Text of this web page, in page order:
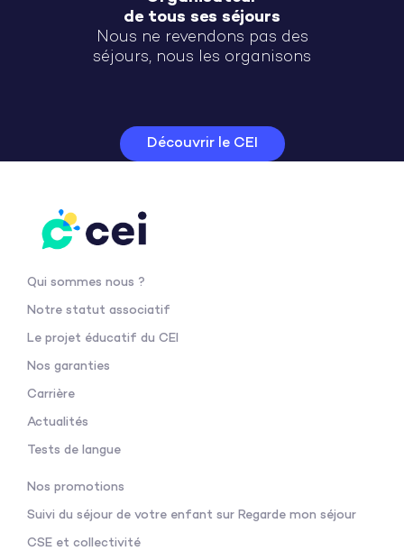
de tous ses séjours
Nous ne revendons pas des
séjours, nous les organisons
Découvrir le CEI
Qui sommes nous ?
Notre statut associatif
Le projet éducatif du CEI
Nos garanties
Carrière
Actualités
Tests de langue
Nos promotions
Suivi du séjour de votre enfant sur Regarde mon séjour
CSE et collectivité